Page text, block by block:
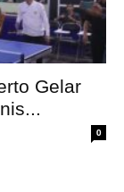
Gelar
0